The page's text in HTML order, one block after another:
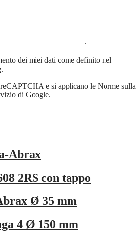
dei miei dati come definito nel
.
e si applicano le Norme sulla
di Google.
Abrax
2RS con tappo
Ø 35 mm
4 Ø 150 mm